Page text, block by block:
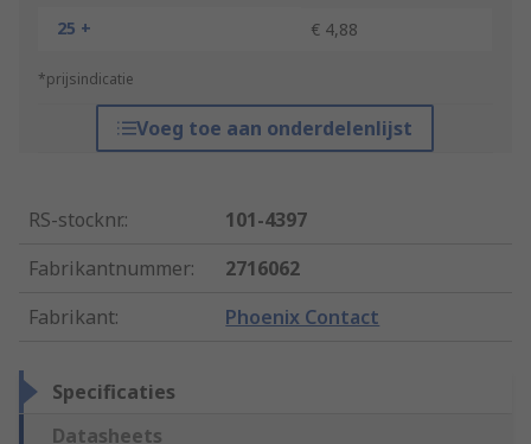
25 +
€ 4,88
*prijsindicatie
Voeg toe aan onderdelenlijst
RS-stocknr.:
101-4397
Fabrikantnummer:
2716062
Fabrikant: Phoenix Contact
Specificaties
Datasheets